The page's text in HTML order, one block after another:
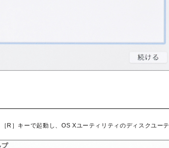
R］キーで起動し、OS Xユーティリティのディスクユーテ